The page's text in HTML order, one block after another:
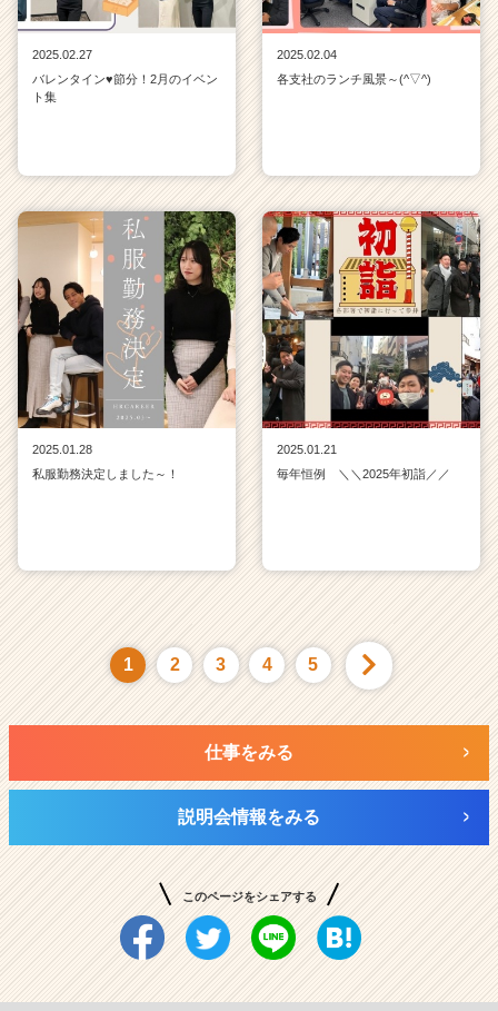
2025.02.27
バレンタイン♥節分！2月のイベン
ト集
2025.02.04
各支社のランチ風景～(^▽^)
2025.01.28
私服勤務決定しました～！
2025.01.21
毎年恒例 ＼＼2025年初詣／／
1 2 3 4 5
仕事をみる
説明会情報をみる
このページをシェアする